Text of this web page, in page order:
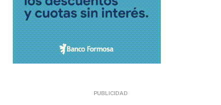
PUBLICIDAD